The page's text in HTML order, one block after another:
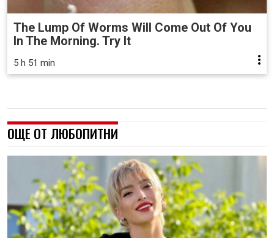
The Lump Of Worms Will Come Out Of You
In The Morning. Try It
5 h 51 min
ОЩЕ ОТ ЛЮБОПИТНИ